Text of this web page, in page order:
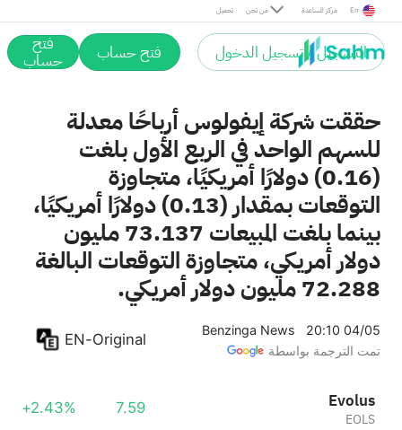
تحميل من نحن مركز المساعدة En
التسجيل / تسجيل الدخول فتح حساب فتح
حساب
حققت شركة إيفولوس أرباحًا معدلة
للسهم الواحد في الربع الأول بلغت
(0.16) دولارًا أمريكيًا، متجاوزة
التوقعات بمقدار (0.13) دولارًا أمريكيًا،
بينما بلغت المبيعات 73.137 مليون
دولار أمريكي، متجاوزة التوقعات البالغة
72.288 مليون دولار أمريكي.
Benzinga News
20:10 04/05
تمت الترجمة بواسطة
EN-Original
Evolus
EOLS
7.59
+2.43%